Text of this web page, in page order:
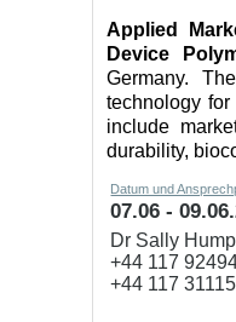
Applied
Device
Germany.
technology
include
durability,
Datum und
07.06 -
Dr Sally
+44 117
+44 117